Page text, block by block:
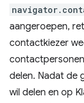
aangeroepen,
contactkiezer
delen. Nadat de
wil delen en op